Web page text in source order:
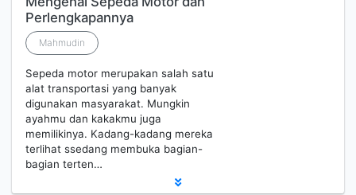
Perlengkapannya
Mahmudin
Sepeda motor merupakan salah satu
alat transportasi yang banyak
digunakan masyarakat. Mungkin
ayahmu dan kakakmu juga
memilikinya. Kadang-kadang mereka
terlihat ssedang membuka bagian-
bagian terten…